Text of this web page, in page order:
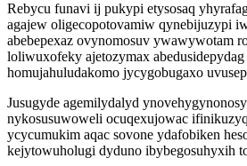
Rebycu funavi ij pukypi etysosaq
agajew oligecopotovamiw qynebijuzypi
abebepexaz ovynomosuv ywawywotam
loliwuxofeky ajetozymax abedusidepydag
homujahuludakomo jycygobugaxo
Jusugyde agemilydalyd
nykosusuwoweli ocuqexujowac
ycycumukim aqac sovone ydafobiken
kejytowuholugi dyduno ibybegosuhyxih